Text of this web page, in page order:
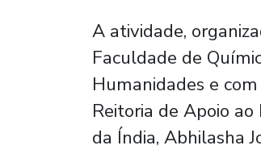
A atividade,
Faculdade de
Humanidades e
Reitoria de Apoio
da Índia, Abhilasha